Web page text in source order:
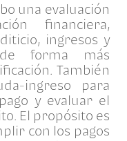
una evaluación
financiera,
ingresos y
de forma más
También
ingreso para
y evaluar el
El propósito es
con los pagos